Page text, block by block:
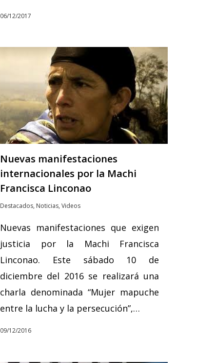
06/12/2017
Nuevas manifestaciones
internacionales por la Machi
Francisca Linconao
Destacados, Noticias, Videos
Nuevas manifestaciones que exigen
justicia por la Machi Francisca
Linconao. Este sábado 10 de
diciembre del 2016 se realizará una
charla denominada “Mujer mapuche
entre la lucha y la persecución”,…
09/12/2016